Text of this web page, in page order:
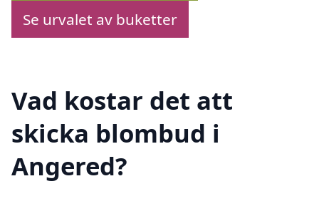
Se urvalet av buketter
Vad kostar det att
skicka blombud i
Angered?